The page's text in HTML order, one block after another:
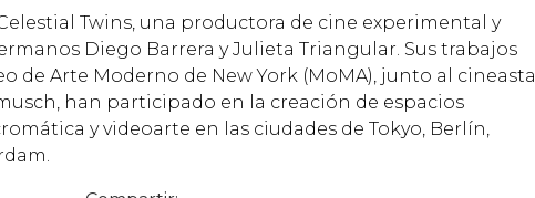
Twins, una productora de cine experimental y
Diego Barrera y Julieta Triangular. Sus trabajos
de Arte Moderno de New York (MoMA), junto al cineasta
han participado en la creación de espacios
y videoarte en las ciudades de Tokyo, Berlín,